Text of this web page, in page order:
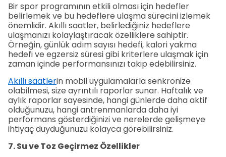
Bir spor programının etkili olması için hedefler
belirlemek ve bu hedeflere ulaşma sürecini izlemek
önemlidir. Akıllı saatler, belirlediğiniz hedeflere
ulaşmanızı kolaylaştıracak özelliklere sahiptir.
Örneğin, günlük adım sayısı hedefi, kalori yakma
hedefi ve egzersiz süresi gibi kriterlere ulaşmak için
zaman içinde performansınızı takip edebilirsiniz.
Akıllı saatlerin mobil uygulamalarla senkronize
olabilmesi, size ayrıntılı raporlar sunar. Haftalık ve
aylık raporlar sayesinde, hangi günlerde daha aktif
olduğunuzu, hangi antrenmanlarda daha iyi
performans gösterdiğinizi ve nerelerde gelişmeye
ihtiyaç duyduğunuzu kolayca görebilirsiniz.
7. Su ve Toz Geçirmez Özellikler